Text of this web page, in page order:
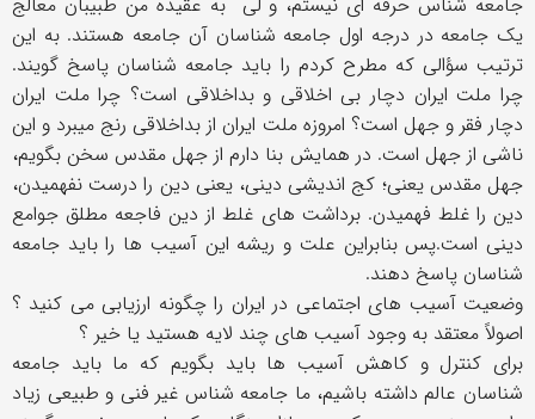
یک جامعه در درجه اول جامعه شناسان آن جامعه هستند. به این
ترتیب سؤالی که مطرح کردم را باید جامعه شناسان پاسخ گویند.
چرا ملت ایران دچار بی اخلاقی و بداخلاقی است؟ چرا ملت ایران
دچار فقر و جهل است؟ امروزه ملت ایران از بداخلاقی رنج میبرد و این
ناشی از جهل است. در همایش بنا دارم از جهل مقدس سخن بگویم،
جهل مقدس یعنی؛ کج اندیشی دینی، یعنی دین را درست نفهمیدن،
دین را غلط فهمیدن. برداشت های غلط از دین فاجعه مطلق جوامع
دینی است.پس بنابراین علت و ریشه این آسیب ها را باید جامعه
شناسان پاسخ دهند.
وضعیت آسیب های اجتماعی در ایران را چگونه ارزیابی می کنید ؟
اصولاً معتقد به وجود آسیب های چند لایه هستید یا خیر ؟
برای کنترل و کاهش آسیب ها باید بگویم که ما باید جامعه
شناسان عالم داشته باشیم، ما جامعه شناس غیر فنی و طبیعی زیاد